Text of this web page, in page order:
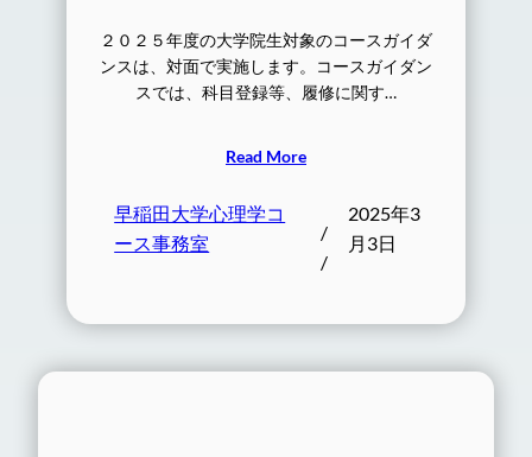
２０２５年度の大学院生対象のコースガイダ
ンスは、対面で実施します。コースガイダン
スでは、科目登録等、履修に関す…
Read More
早稲田大学心理学コ
ース事務室
/
/
2025年3
月3日